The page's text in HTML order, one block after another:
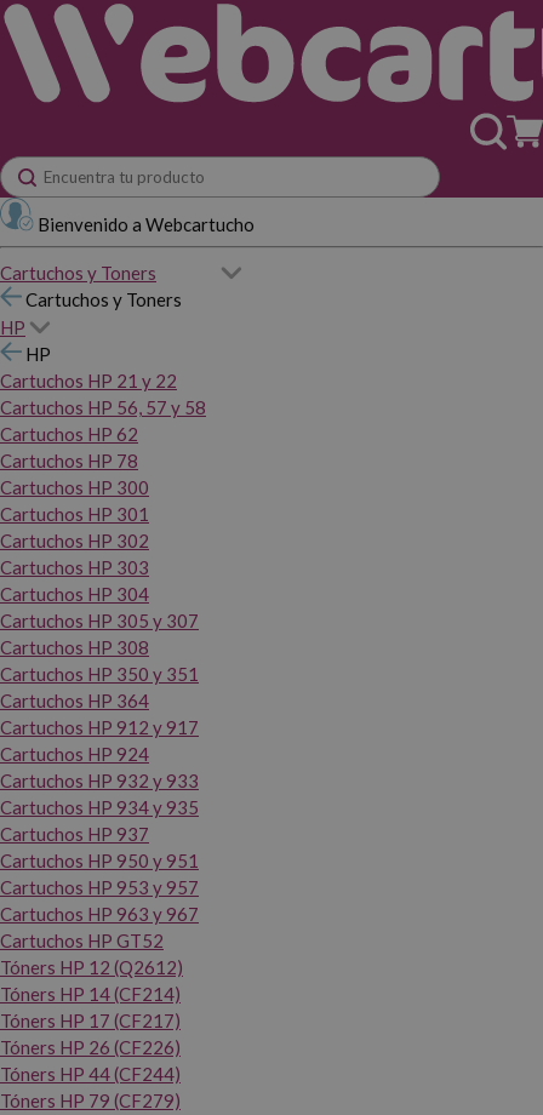
Bienvenido a Webcartucho
Cartuchos y Toners
Cartuchos y Toners
HP
HP
Cartuchos HP 21 y 22
Cartuchos HP 56, 57 y 58
Cartuchos HP 62
Cartuchos HP 78
Cartuchos HP 300
Cartuchos HP 301
Cartuchos HP 302
Cartuchos HP 303
Cartuchos HP 304
Cartuchos HP 305 y 307
Cartuchos HP 308
Cartuchos HP 350 y 351
Cartuchos HP 364
Cartuchos HP 912 y 917
Cartuchos HP 924
Cartuchos HP 932 y 933
Cartuchos HP 934 y 935
Cartuchos HP 937
Cartuchos HP 950 y 951
Cartuchos HP 953 y 957
Cartuchos HP 963 y 967
Cartuchos HP GT52
Tóners HP 12 (Q2612)
Tóners HP 14 (CF214)
Tóners HP 17 (CF217)
Tóners HP 26 (CF226)
Tóners HP 44 (CF244)
Tóners HP 79 (CF279)